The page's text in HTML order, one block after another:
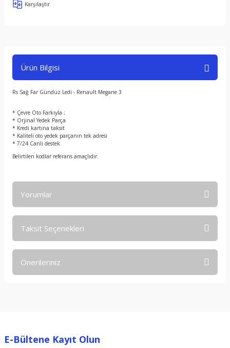
Karşılaştır
Ürün Bilgisi
Rs Sağ Far Gündüz Ledi - Renault Megane 3
* Çevre Oto Farkıyla ;
* Orjinal Yedek Parça
* Kredi kartına taksit
* Kaliteli oto yedek parçanın tek adresi
* 7/24 Canlı destek
Belirtilen kodlar referans amaçlıdır.
Yorumlar
Taksit Seçenekleri
Önerileriniz
Ürün resmi kalitesiz, bozuk veya görüntülenemiyor.
E-Bültene Kayıt Olun